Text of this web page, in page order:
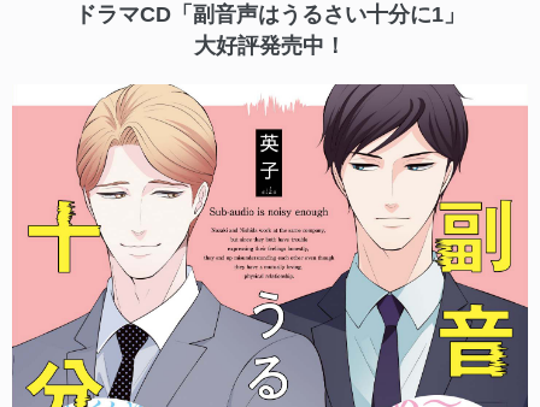
ドラマCD「副音声はうるさい十分に1」
大好評発売中！